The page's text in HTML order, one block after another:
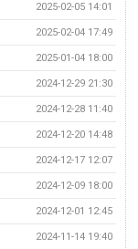
2025-02-05 14:01
2025-02-04 17:49
2025-01-04 18:00
2024-12-29 21:30
2024-12-28 11:40
2024-12-20 14:48
2024-12-17 12:07
2024-12-09 18:00
2024-12-01 12:45
2024-11-14 19:40